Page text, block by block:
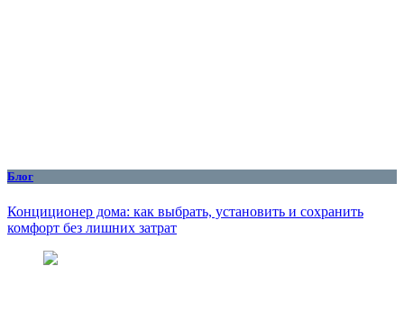
Блог
Конциционер дома: как выбрать, установить и сохранить
комфорт без лишних затрат